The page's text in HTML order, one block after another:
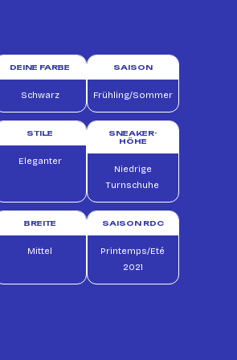
DEINE FARBE
Schwarz
SAISON
Frühling/Sommer
STILE
Eleganter
SNEAKER-
HÖHE
Niedrige
Turnschuhe
BREITE
Mittel
SAISON RDC
Printemps/Eté
2021